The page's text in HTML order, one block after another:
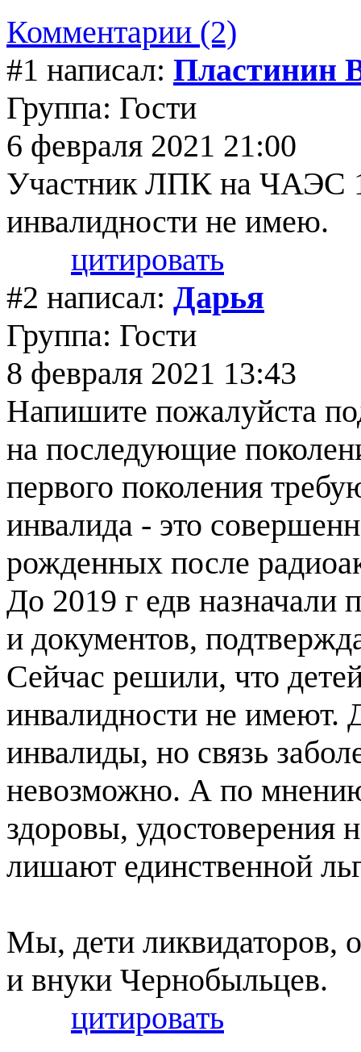
Комментарии (2)
#1 написал: Пластинин
Группа: Гости
6 февраля 2021 21:00
Участник ЛПК на ЧАЭС
инвалидности не имею.
цитировать
#2 написал: Дарья
Группа: Гости
8 февраля 2021 13:43
Напишите пожалуйста
на последующие
первого поколения
инвалида - это
рожденных после
До 2019 г едв назначали
и документов,
Сейчас решили, что
инвалидности не имеют.
инвалиды, но связь
невозможно. А по
здоровы, удостоверения
лишают единственной
Мы, дети ликвидаторов,
и внуки Чернобыльцев.
цитировать